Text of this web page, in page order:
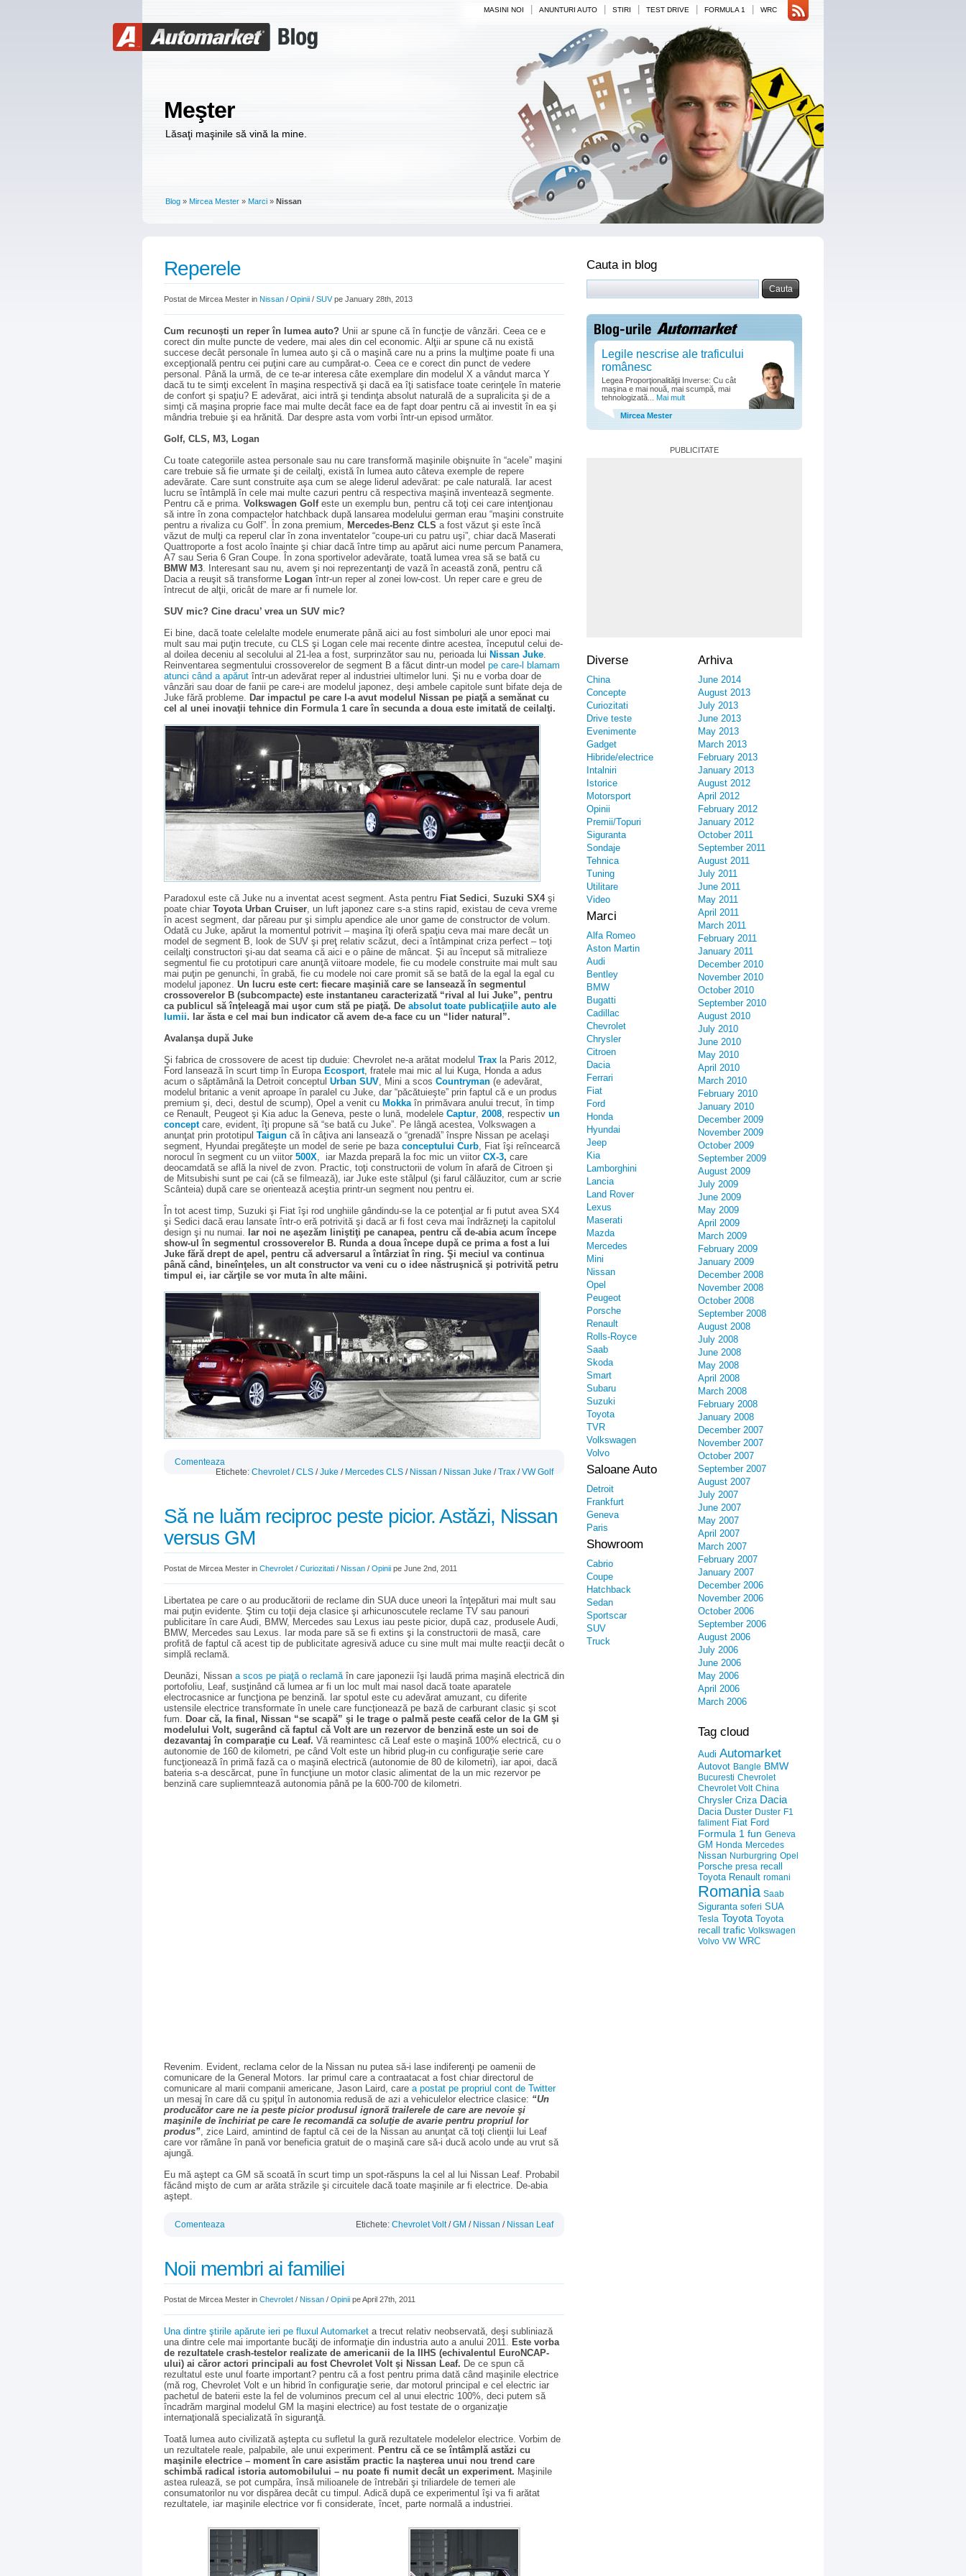
Meşter
Lăsaţi maşinile să vină la mine.
MASINI NOI ANUNTURI AUTO STIRI TEST DRIVE FORMULA 1 WRC
Blog » Mircea Mester » Marci » Nissan
Reperele
Postat de Mircea Mester in Nissan / Opinii / SUVpe January 28th, 2013
Cum recunoşti un reper în lumea auto? Unii ar spune că în funcţie de vânzări. Ceea ce e
corect din multe puncte de vedere, mai ales din cel economic. Alţii ar spune că nu există
succese decât personale în lumea auto şi că o maşină care nu a prins la mulţime poate fi una
excepţională pentru cei puţini care au cumpărat-o. Ceea ce e corect din punct de vedere
personal. Până la urmă, de ce te-ar interesa câte exemplare din modelul X a vândut marca Y
dacă tu te simţi excelent în maşina respectivă şi dacă ea îţi satisface toate cerinţele în materie
de confort şi spaţiu? E adevărat, aici intră şi tendinţa absolut naturală de a supralicita şi de a
simţi că maşina proprie face mai multe decât face ea de fapt doar pentru că ai investit în ea şi
mândria trebuie şi ea hrănită. Dar despre asta vom vorbi într-un episod următor.
Golf, CLS, M3, Logan
Cu toate categoriile astea personale sau nu care transformă maşinile obişnuite în “acele” maşini
care trebuie să fie urmate şi de ceilalţi, există în lumea auto câteva exemple de repere
adevărate. Care sunt construite aşa cum se alege liderul adevărat: pe cale naturală. Iar acest
lucru se întâmplă în cele mai multe cazuri pentru că respectiva maşină inventează segmente.
Pentru că e prima. Volkswagen Golfeste un exemplu bun, pentru că toţi cei care intenţionau
să intre în zona compactelor hatchback după lansarea modelului german erau “maşini construite
pentru a rivaliza cu Golf”. În zona premium, Mercedes-Benz CLS a fost văzut şi este încă
văzut de mulţi ca reperul clar în zona inventatelor “coupe-uri cu patru uşi”, chiar dacă Maserati
Quattroporte a fost acolo înainte şi chiar dacă între timp au apărut aici nume percum Panamera,
A7 sau Seria 6 Gran Coupe. În zona sportivelor adevărate, toată lumea vrea să se bată cu
BMW M3. Interesant sau nu, avem şi noi reprezentanţi de vază în această zonă, pentru că
Dacia a reuşit să transforme Logan într-un reper al zonei low-cost. Un reper care e greu de
întrecut de alţii, oricât de mare ar fi numele lor.
SUV mic? Cine dracu’ vrea un SUV mic?
Ei bine, dacă toate celelalte modele enumerate până aici au fost simboluri ale unor epoci mai
mult sau mai puţin trecute, cu CLS şi Logan cele mai recente dintre acestea, începutul celui de-
al doilea deceniu al secolului al 21-lea a fost, surprinzător sau nu, perioada lui Nissan Juke.
Reinventarea segmentului crossoverelor de segment B a făcut dintr-un model pe care-l blamam
atunci când a apărut într-un adevărat reper al industriei ultimelor luni. Şi nu e vorba doar de
vânzări sau doar de fanii pe care-i are modelul japonez, deşi ambele capitole sunt bifate deja de
Juke fără probleme. Dar impactul pe care l-a avut modelul Nissan pe piaţă a semănat cu
cel al unei inovaţii tehnice din Formula 1 care în secunda a doua este imitată de ceilalţi.
Paradoxul este că Juke nu a inventat acest segment. Asta pentru Fiat Sedici, Suzuki SX4şi
poate chiar Toyota Urban Cruiser, un luft japonez care s-a stins rapid, existau de ceva vreme
în acest segment, dar păreau pur şi simplu apendice ale unor game de constructor de volum.
Odată cu Juke, apărut la momentul potrivit – maşina îţi oferă spaţiu ceva mai mare decât un
model de segment B, look de SUV şi preţ relativ scăzut, deci a întâmpinat criza perfect – toţi
ceilalţi constructori şi-au dat seama că aici e o pâine de mâncat. Şi au început să mitralieze
segmentul fie cu prototipuri care anunţă viitoare modele, fie cu modele construite mai mult sau
mai puţin pe genunchi, în grabă, fie cu modele noi care promit să se bată de la egal la egal cu
modelul japonez. Un lucru este cert: fiecare maşiniă care se lansează în segmentul
crossoverelor B (subcompacte) este instantaneu caracterizată “rival al lui Juke”, pentru
ca publicul să înţeleagă mai uşor cum stă pe piaţă. De absolut toate publicaţiile auto ale
lumii. Iar ăsta e cel mai bun indicator că avem de-a face cu un “lider natural”.
Avalanşa după Juke
Şi fabrica de crossovere de acest tip duduie: Chevrolet ne-a arătat modelul Trax la Paris 2012,
Ford lansează în scurt timp în Europa Ecosport, fratele mai mic al lui Kuga, Honda a adus
acum o săptămână la Detroit conceptul Urban SUV, Mini a scos Countryman (e adevărat,
modelul britanic a venit aproape în paralel cu Juke, dar “păcătuieşte” prin faptul că e un produs
premium şi, deci, destul de scump), Opel a venit cu Mokkaîn primăvara anului trecut, în timp
ce Renault, Peugeot şi Kia aduc la Geneva, peste o lună, modelele Captur, 2008, respectiv un
conceptcare, evident, îţi propune să “se bată cu Juke”. Pe lângă acestea, Volkswagen a
anunţat prin prototipul Taigun că în câţiva ani lansează o “grenadă” înspre Nissan pe acelaşi
segment, Hyundai pregăteşte un model de serie pe baza conceptului Curb, Fiat îşi reîncearcă
norocul în segment cu un viitor 500X, iar Mazda prepară la foc mic un viitor CX-3, care
deocamdată se află la nivel de zvon. Practic, toţi constructorii de volum în afară de Citroen şi
de Mitsubishi sunt pe cai (că se filmează), iar Juke este stâlpul (şi farul călăuzitor, cum ar scrie
Scânteia) după care se orientează aceştia printr-un segment nou pentru ei.
În tot acest timp, Suzuki şi Fiat îşi rod unghiile gândindu-se la ce potenţial ar fi putut avea SX4
şi Sedici dacă erau lansate într-o eră potrivită şi dacă ar fi fost ceva mai îndrăzneţi la capitolul
design şi nu numai. Iar noi ne aşezăm liniştiţi pe canapea, pentru că de-abia acum începe
show-ul în segmentul crossoverelor B. Runda a doua începe după ce prima a fost a lui
Juke fără drept de apel, pentru că adversarul a întârziat în ring. Şi meciul va continua
până când, bineînţeles, un alt constructor va veni cu o idee năstruşnică şi potrivită petru
timpul ei, iar cărţile se vor muta în alte mâini.
Comenteaza
Etichete: Chevrolet/CLS /Juke / Mercedes CLS / Nissan / Nissan Juke /Trax /VW Golf
Să ne luăm reciproc peste picior. Astăzi, Nissan
versus GM
Postat de Mircea Mester in Chevrolet / Curiozitati / Nissan / Opinii pe June 2nd, 2011
Libertatea pe care o au producătorii de reclame din SUA duce uneori la înţepături mai mult sau
mai puţin evidente. Ştim cu toţii deja clasice şi arhicunoscutele reclame TV sau panouri
publicitare în care Audi, BMW, Mercedes sau Lexus iau peste picior, după caz, produsele Audi,
BMW, Mercedes sau Lexus. Iar moda pare să se fi extins şi la constructorii de masă, care
profită de faptul că acest tip de publicitate agresivă aduce cu sine mult mai multe reacţii decât o
simplă reclamă.
Deunăzi, Nissan a scos pe piaţă o reclamăîn care japonezii îşi laudă prima maşină electrică din
portofoliu, Leaf, susţinând că lumea ar fi un loc mult mai nasol dacă toate aparatele
electrocasnice ar funcţiona pe benzină. Iar spotul este cu adevărat amuzant, cu diferite
ustensile electrice transformate în unele care funcţionează pe bază de carburant clasic şi scot
fum. Doar că, la final, Nissan “se scapă” şi le trage o palmă peste ceafă celor de la GM şi
modelului Volt, sugerând că faptul că Volt are un rezervor de benzină este un soi de
dezavantaj în comparaţie cu Leaf. Vă reamintesc că Leaf este o maşină 100% electrică, cu o
autonomie de 160 de kilometri, pe când Volt este un hibrid plug-in cu configuraţie serie care
funcţionează în primă fază ca o maşină electrică (autonomie de 80 de kilometri), iar apoi, dacă
bateria s-a descărcat, pune în funcţiune un motor clasic alimentat de la un mic rezervor pe
benzină care supliemntează autonomia până pe la 600-700 de kilometri.
Revenim. Evident, reclama celor de la Nissan nu putea să-i lase indiferenţi pe oamenii de
comunicare de la General Motors. Iar primul care a contraatacat a fost chiar directorul de
comunicare al marii companii americane, Jason Laird, care a postat pe propriul cont de Twitter
un mesaj în care dă cu şpiţul în autonomia redusă de azi a vehiculelor electrice clasice: “Un
producător care ne ia peste picior produsul ignoră trailerele de care are nevoie şi
maşinile de închiriat pe care le recomandă ca soluţie de avarie pentru propriul lor
produs”, zice Laird, amintind de faptul că cei de la Nissan au anunţat că toţi clienţii lui Leaf
care vor rămâne în pană vor beneficia gratuit de o maşină care să-i ducă acolo unde au vrut să
ajungă.
Eu mă aştept ca GM să scoată în scurt timp un spot-răspuns la cel al lui Nissan Leaf. Probabil
făcând mişto de cum ar arăta străzile şi circuitele dacă toate maşinile ar fi electrice. De-abia
aştept.
Comenteaza Etichete: Chevrolet Volt/GM / Nissan / Nissan Leaf
Noii membri ai familiei
Postat de Mircea Mester in Chevrolet / Nissan / Opinii pe April 27th, 2011
Una dintre ştirile apărute ieri pe fluxul Automarket a trecut relativ neobservată, deşi subliniază
una dintre cele mai importante bucăţi de informaţie din industria auto a anului 2011. Este vorba
de rezultatele crash-testelor realizate de americanii de la IIHS (echivalentul EuroNCAP-
ului) ai căror actori principali au fost Chevrolet Volt şi Nissan Leaf. De ce spun că
rezultatul este unul foarte important? pentru că a fost pentru prima dată când maşinile electrice
(mă rog, Chevrolet Volt e un hibrid în configuraţie serie, dar motorul principal e cel electric iar
pachetul de baterii este la fel de voluminos precum cel al unui electric 100%, deci putem să
încadrăm marginal modelul GM la maşini electrice) au fost testate de o organizaţie
internaţională specializată în siguranţă.
Toată lumea auto civilizată aştepta cu sufletul la gură rezultatele modelelor electrice. Vorbim de
un rezultatele reale, palpabile, ale unui experiment. Pentru că ce se întâmplă astăzi cu
maşinile electrice – moment în care asistăm practic la naşterea unui nou trend care
schimbă radical istoria automobilului – nu poate fi numit decât un experiment. Maşinile
astea rulează, se pot cumpăra, însă milioanele de întrebări şi triliardele de temeri ale
consumatorilor nu vor dispărea decât cu timpul. Adică după ce experimentul îşi va fi arătat
rezultatele, iar maşinile electrice vor fi considerate, încet, parte normală a industriei.
Cauta in blog
Legile nescrise ale traficului
românesc
Legea Proporţionalităţii Inverse: Cu cât
maşina e mai nouă, mai scumpă, mai
tehnologizată...
Mai mult
Mircea Mester
PUBLICITATE
Diverse
China
Concepte
Curiozitati
Drive teste
Evenimente
Gadget
Hibride/electrice
Intalniri
Istorice
Motorsport
Opinii
Premii/Topuri
Siguranta
Sondaje
Tehnica
Tuning
Utilitare
Video
Marci
Alfa Romeo
Aston Martin
Audi
Bentley
BMW
Bugatti
Cadillac
Chevrolet
Chrysler
Citroen
Dacia
Ferrari
Fiat
Ford
Honda
Hyundai
Jeep
Kia
Lamborghini
Lancia
Land Rover
Lexus
Maserati
Mazda
Mercedes
Mini
Nissan
Opel
Peugeot
Porsche
Renault
Rolls-Royce
Saab
Skoda
Smart
Subaru
Suzuki
Toyota
TVR
Volkswagen
Volvo
Saloane Auto
Detroit
Frankfurt
Geneva
Paris
Showroom
Cabrio
Coupe
Hatchback
Sedan
Sportscar
SUV
Truck
Arhiva
June 2014
August 2013
July 2013
June 2013
May 2013
March 2013
February 2013
January 2013
August 2012
April 2012
February 2012
January 2012
October 2011
September 2011
August 2011
July 2011
June 2011
May 2011
April 2011
March 2011
February 2011
January 2011
December 2010
November 2010
October 2010
September 2010
August 2010
July 2010
June 2010
May 2010
April 2010
March 2010
February 2010
January 2010
December 2009
November 2009
October 2009
September 2009
August 2009
July 2009
June 2009
May 2009
April 2009
March 2009
February 2009
January 2009
December 2008
November 2008
October 2008
September 2008
August 2008
July 2008
June 2008
May 2008
April 2008
March 2008
February 2008
January 2008
December 2007
November 2007
October 2007
September 2007
August 2007
July 2007
June 2007
May 2007
April 2007
March 2007
February 2007
January 2007
December 2006
November 2006
October 2006
September 2006
August 2006
July 2006
June 2006
May 2006
April 2006
March 2006
Tag cloud
Audi Automarket
Autovot Bangle BMW
Bucuresti Chevrolet
Chevrolet Volt China
Chrysler Criza Dacia
Dacia Duster Duster F1
faliment Fiat Ford
Formula 1 fun Geneva
GM Honda Mercedes
Nissan Nurburgring Opel
Porsche presa recall
Toyota Renault romani
Romania Saab
Siguranta soferi SUA
Tesla Toyota Toyota
recall trafic Volkswagen
Volvo VW WRC